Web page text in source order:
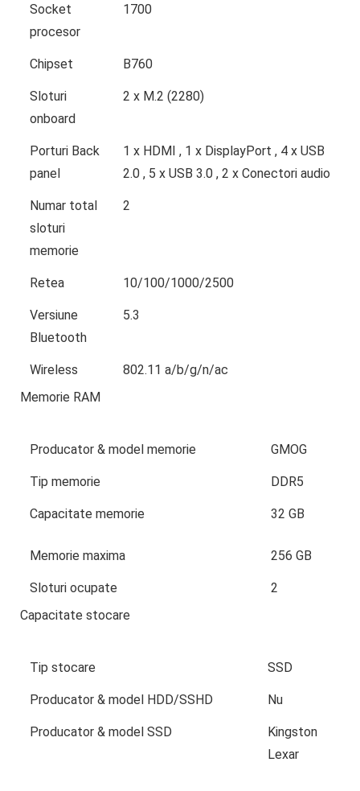
Socket
procesor
1700
Chipset B760
Sloturi
onboard
2 x M.2 (2280)
Porturi Back
panel
1 x HDMI , 1 x DisplayPort , 4 x USB
2.0 , 5 x USB 3.0 , 2 x Conectori audio
Numar total
sloturi
memorie
2
Retea 10/100/1000/2500
Versiune
Bluetooth
5.3
Wireless
802.11 a/b/g/n/ac
Memorie RAM
Producator & model memorie GMOG
Tip memorie DDR5
Capacitate memorie 32 GB
Memorie maxima 256 GB
Sloturi ocupate
2
Capacitate stocare
Tip stocare SSD
Producator & model HDD/SSHD Nu
Producator & model SSD
Kingston
Lexar